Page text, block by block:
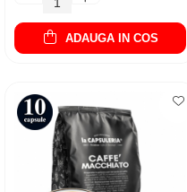
ADAUGA IN COS